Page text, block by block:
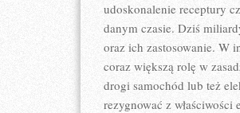
udoskonalenie receptury
danym czasie. Dziś
oraz ich zastosowanie. W
coraz większą rolę w
drogi samochód lub też
rezygnować z